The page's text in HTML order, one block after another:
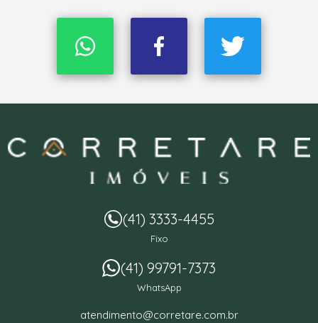
(41) 3333-4455
Fixo
(41) 99791-7373
WhatsApp
atendimento@corretare.com.br